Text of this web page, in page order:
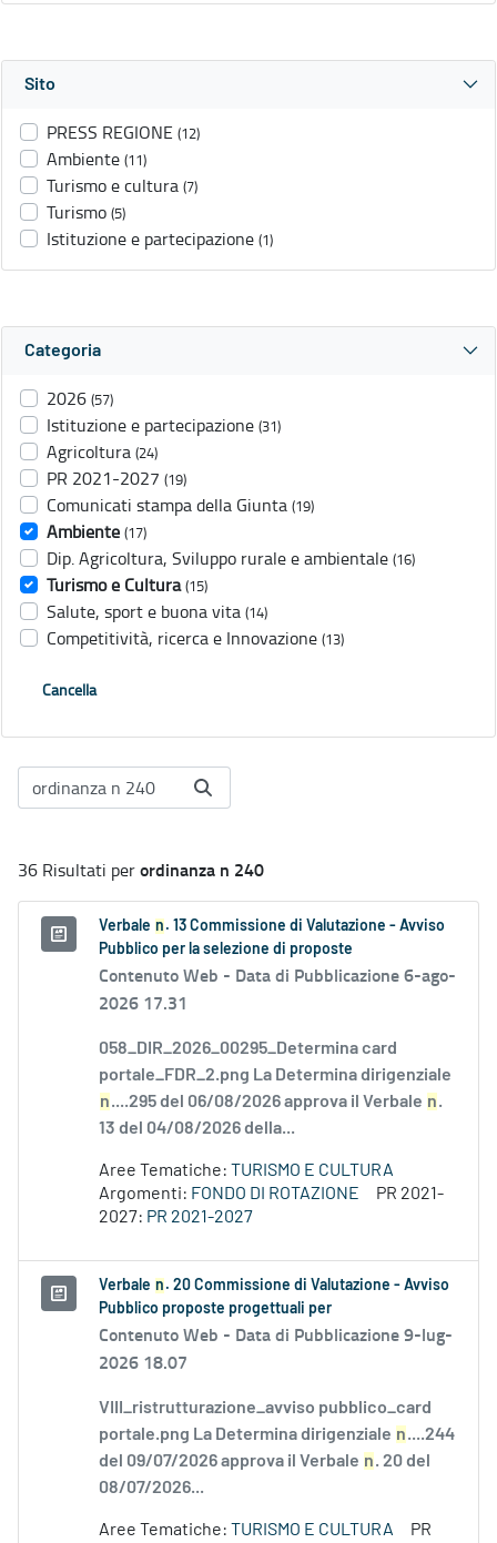
Sito
PRESS REGIONE (12)
Ambiente (11)
Turismo e cultura (7)
Turismo (5)
Istituzione e partecipazione (1)
Categoria
2026 (57)
Istituzione e partecipazione (31)
Agricoltura (24)
PR 2021-2027 (19)
Comunicati stampa della Giunta (19)
Ambiente (17)
Dip. Agricoltura, Sviluppo rurale e ambientale (16)
Turismo e Cultura (15)
Salute, sport e buona vita (14)
Competitività, ricerca e Innovazione (13)
Cancella
36 Risultati perordinanza n 240
Verbale n . 13 Commissione di Valutazione - Avviso
Pubblico per la selezione di proposte
Contenuto Web - Data di Pubblicazione 6-ago-
2026 17.31
058_DIR_2026_00295_Determina card
portale_FDR_2.png La Determina dirigenziale
n....295 del 06/08/2026 approva il Verbale n.
13 del 04/08/2026 della...
Aree Tematiche: TURISMO E CULTURA
Argomenti: FONDO DI ROTAZIONE
PR 2021-
2027: PR 2021-2027
Verbale n . 20 Commissione di Valutazione - Avviso
Pubblico proposte progettuali per
Contenuto Web - Data di Pubblicazione 9-lug-
2026 18.07
VIII_ristrutturazione_avviso pubblico_card
portale.png La Determina dirigenziale n....244
del 09/07/2026 approva il Verbale n. 20 del
08/07/2026...
Aree Tematiche: TURISMO E CULTURA
PR